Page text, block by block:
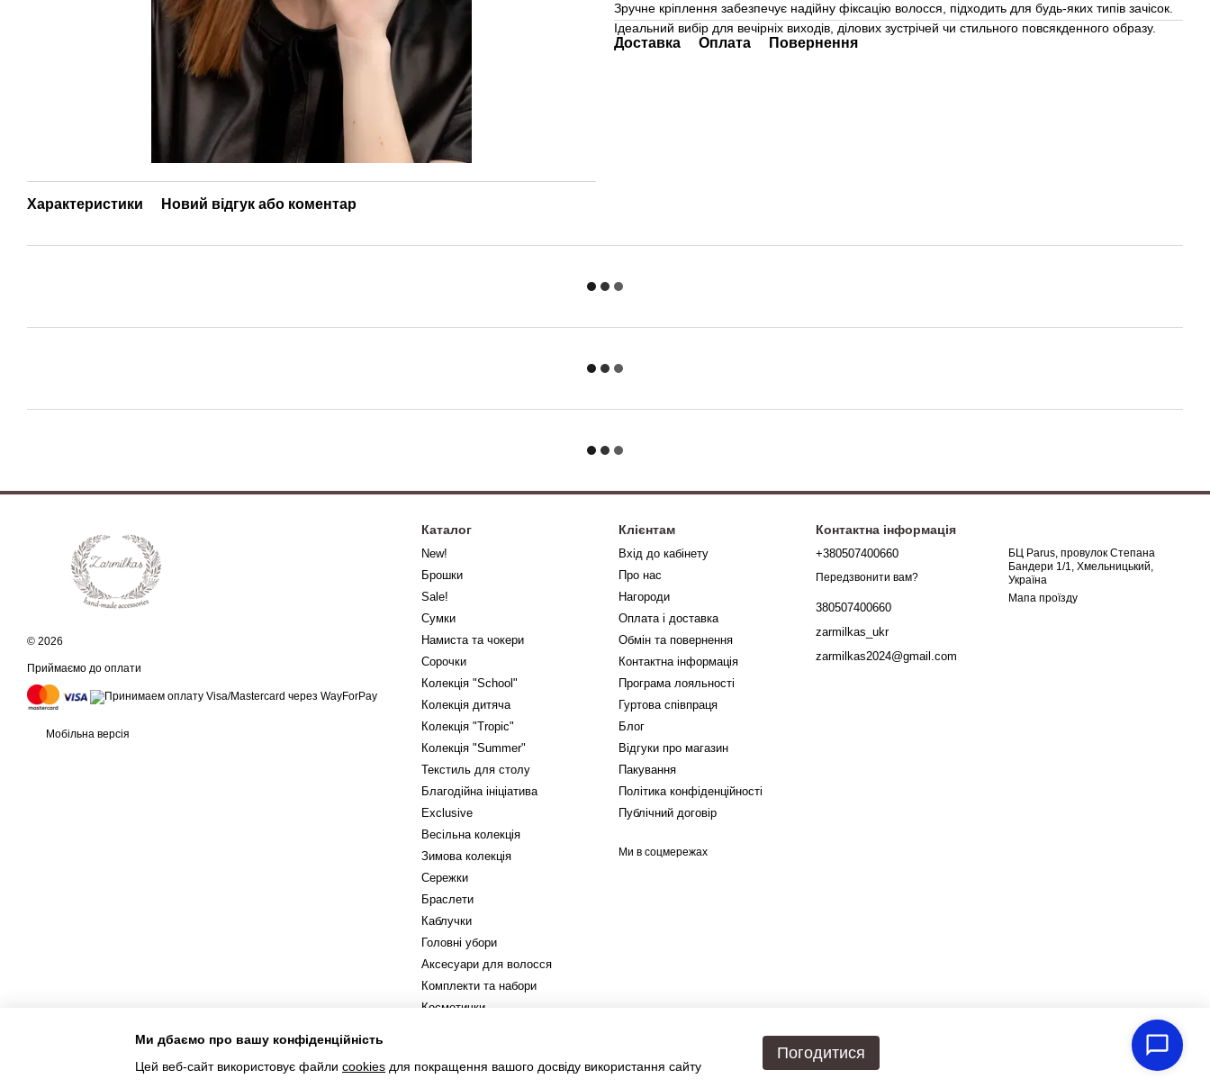
Характеристики Новий відгук або коментар
Зручне кріплення забезпечує надійну фіксацію волосся, підходить для будь-яких типів зачісок.
Ідеальний вибір для вечірніх виходів, ділових зустрічей чи стильного повсякденного образу.
Доставка Оплата Повернення
© 2026
Приймаємо до оплати
Мобільна версія
Інтернет-магазин створений з Хорошоп
Каталог
New!
Брошки
Sale!
Сумки
Намиста та чокери
Сорочки
Колекція "School"
Колекція дитяча
Колекція "Tropic"
Колекція "Summer"
Текстиль для столу
Благодійна ініціатива
Exclusive
Весільна колекція
Зимова колекція
Сережки
Браслети
Каблучки
Головні убори
Аксесуари для волосся
Комплекти та набори
Косметички
Клієнтам
Вхід до кабінету
Про нас
Нагороди
Оплата і доставка
Обмін та повернення
Контактна інформація
Програма лояльності
Гуртова співпраця
Блог
Відгуки про магазин
Пакування
Політика конфіденційності
Публічний договір
Ми в соцмережах
Контактна інформація
+380507400660
Передзвонити вам?
380507400660
zarmilkas_ukr
zarmilkas2024@gmail.com
БЦ Parus, провулок Степана
Бандери 1/1, Хмельницький,
Україна
Мапа проїзду
Ми дбаємо про вашу конфіденційність
Цей веб-сайт використовує файли cookies для покращення вашого досвіду використання сайту
Погодитися